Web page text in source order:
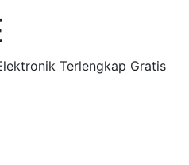
Terlengkap Gratis